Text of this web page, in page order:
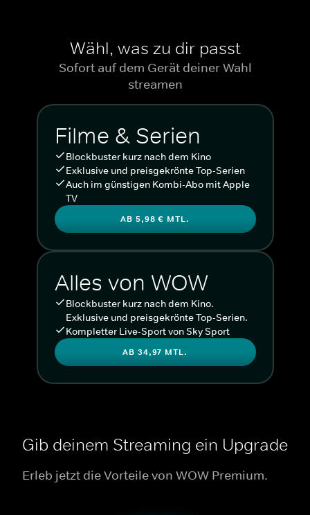
Wähl, was zu dir passt
Sofort auf dem Gerät deiner Wahl
streamen
Filme & Serien
Blockbuster kurz nach dem Kino
Exklusive und preisgekrönte Top-Serien
Auch im günstigen Kombi-Abo mit Apple
TV
AB 5,98 € MTL.
Alles von WOW
Blockbuster kurz nach dem Kino.
Exklusive und preisgekrönte Top-Serien.
Kompletter Live-Sport von Sky Sport
AB 34,97 MTL.
Gib deinem Streaming ein Upgrade
Erleb jetzt die Vorteile von WOW Premium.